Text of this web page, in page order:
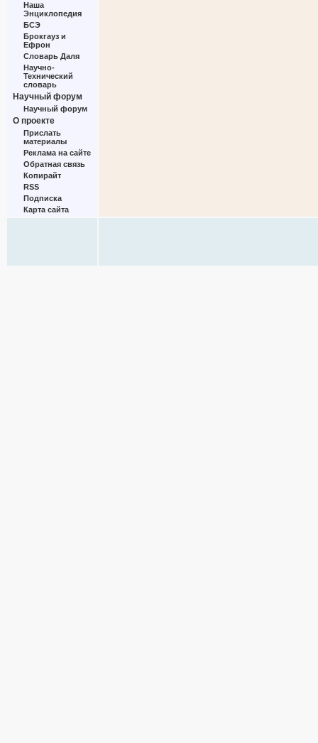
Наша
Энциклопедия
БСЭ
Брокгауз и
Ефрон
Словарь Даля
Научно-
Технический
словарь
Научный форум
Научный форум
О проекте
Прислать
материалы
Реклама на сайте
Обратная связь
Копирайт
RSS
Подписка
Карта сайта